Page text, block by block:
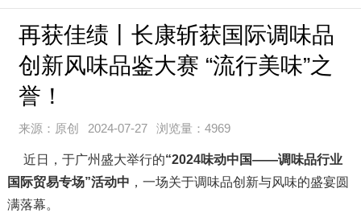
再获佳绩丨长康斩获国际调味品
创新风味品鉴大赛 “流行美味”之
誉！
来源：原创 2024-07-27 浏览量：4969
近日，于广州盛大举行的“2024味动中国——调味品行业
国际贸易专场”活动中 ，一场关于调味品创新与风味的盛宴圆
满落幕。